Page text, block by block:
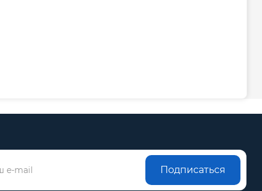
Подписаться